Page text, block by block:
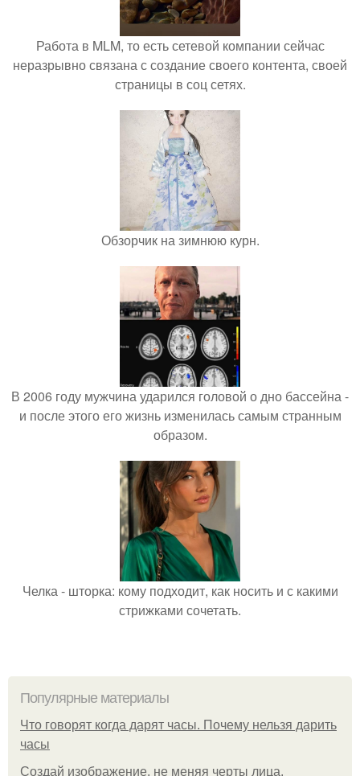
Работа в MLM, то есть сетевой компании сейчас
неразрывно связана с создание своего контента, своей
страницы в соц сетях.
Обзорчик на зимнюю курн.
В 2006 году мужчина ударился головой о дно бассейна -
и после этого его жизнь изменилась самым странным
образом.
Челка - шторка: кому подходит, как носить и с какими
стрижками сочетать.
Популярные материалы
Что говорят когда дарят часы. Почему нельзя дарить
часы
Создай изображение, не меняя черты лица.